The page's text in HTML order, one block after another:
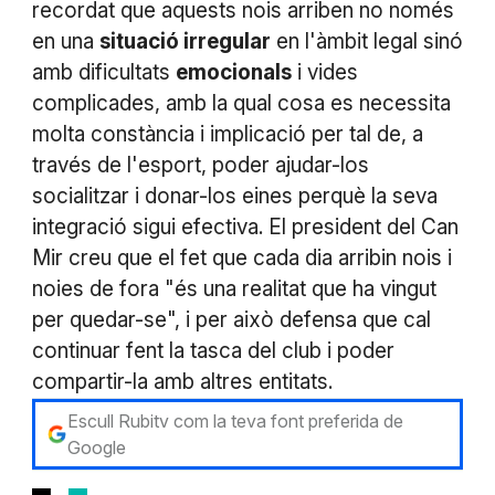
recordat que aquests nois arriben no només
en una situació irregular en l'àmbit legal sinó
amb dificultats emocionalsi vides
complicades, amb la qual cosa es necessita
molta constància i implicació per tal de, a
través de l'esport, poder ajudar-los
socialitzar i donar-los eines perquè la seva
integració sigui efectiva. El president del Can
Mir creu que el fet que cada dia arribin nois i
noies de fora "és una realitat que ha vingut
per quedar-se", i per això defensa que cal
continuar fent la tasca del club i poder
compartir-la amb altres entitats.
Escull Rubitv com la teva font preferida de
Google